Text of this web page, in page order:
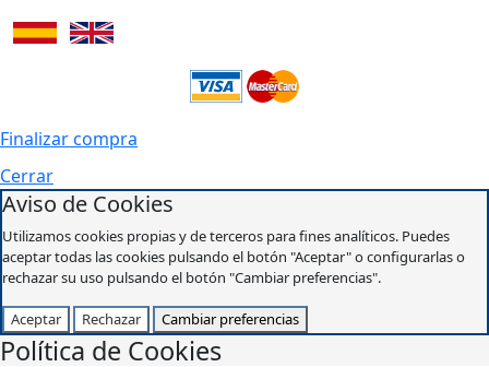
Finalizar compra
Cerrar
Aviso de Cookies
Utilizamos cookies propias y de terceros para fines analíticos. Puedes
aceptar todas las cookies pulsando el botón "Aceptar" o configurarlas o
rechazar su uso pulsando el botón "Cambiar preferencias".
Aceptar Rechazar Cambiar preferencias
Política de Cookies